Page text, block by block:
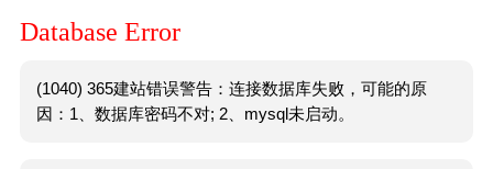
Database Error
(1040) 365建站错误警告：连接数据库失败，可能的原
因：1、数据库密码不对; 2、mysql未启动。